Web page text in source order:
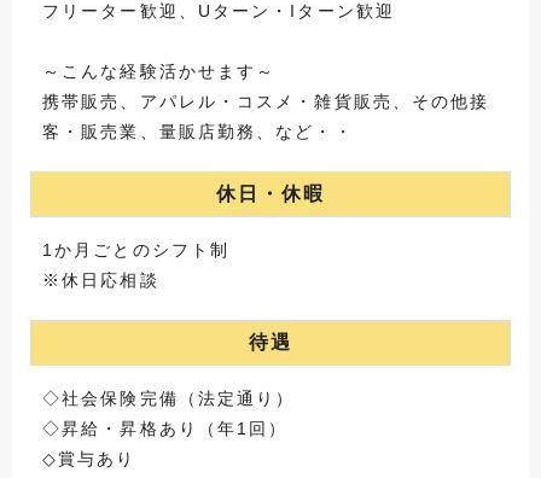
フリーター歓迎、Uターン・Iターン歓迎
～こんな経験活かせます～
携帯販売、アパレル・コスメ・雑貨販売、その他接
客・販売業、量販店勤務、など・・
休日・休暇
1か月ごとのシフト制
※休日応相談
待遇
◇社会保険完備（法定通り）
◇昇給・昇格あり（年1回）
◇賞与あり